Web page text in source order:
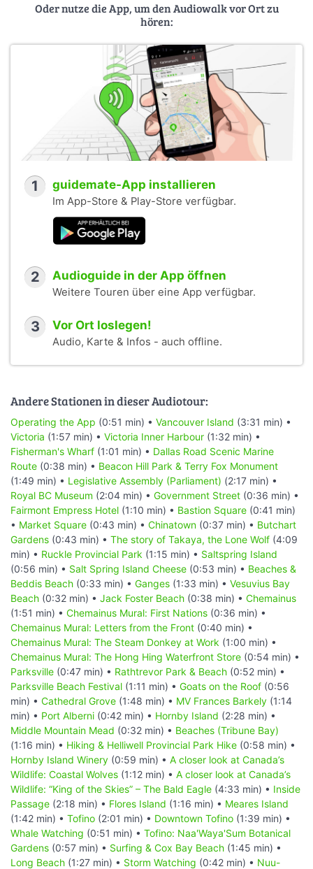
Oder nutze die App, um den Audiowalk vor Ort zu
hören:
1 guidemate-App installieren
Im App-Store & Play-Store verfügbar.
2 Audioguide in der App öffnen
Weitere Touren über eine App verfügbar.
3 Vor Ort loslegen!
Audio, Karte & Infos - auch offline.
Andere Stationen in dieser Audiotour:
Operating the App (0:51 min) • Vancouver Island (3:31 min) •
Victoria (1:57 min) • Victoria Inner Harbour (1:32 min) •
Fisherman's Wharf (1:01 min) • Dallas Road Scenic Marine
Route (0:38 min) • Beacon Hill Park & Terry Fox Monument
(1:49 min) • Legislative Assembly (Parliament) (2:17 min) •
Royal BC Museum (2:04 min) • Government Street (0:36 min) •
Fairmont Empress Hotel (1:10 min) • Bastion Square (0:41 min)
• Market Square (0:43 min) • Chinatown (0:37 min) • Butchart
Gardens (0:43 min) • The story of Takaya, the Lone Wolf (4:09
min) • Ruckle Provincial Park (1:15 min) • Saltspring Island
(0:56 min) • Salt Spring Island Cheese (0:53 min) • Beaches &
Beddis Beach (0:33 min) • Ganges (1:33 min) • Vesuvius Bay
Beach (0:32 min) • Jack Foster Beach (0:38 min) • Chemainus
(1:51 min) • Chemainus Mural: First Nations (0:36 min) •
Chemainus Mural: Letters from the Front (0:40 min) •
Chemainus Mural: The Steam Donkey at Work (1:00 min) •
Chemainus Mural: The Hong Hing Waterfront Store (0:54 min) •
Parksville (0:47 min) • Rathtrevor Park & Beach (0:52 min) •
Parksville Beach Festival (1:11 min) • Goats on the Roof (0:56
min) • Cathedral Grove (1:48 min) • MV Frances Barkely (1:14
min) • Port Alberni (0:42 min) • Hornby Island (2:28 min) •
Middle Mountain Mead (0:32 min) • Beaches (Tribune Bay)
(1:16 min) • Hiking & Helliwell Provincial Park Hike (0:58 min) •
Hornby Island Winery (0:59 min) • A closer look at Canada’s
Wildlife: Coastal Wolves (1:12 min) • A closer look at Canada’s
Wildlife: “King of the Skies” – The Bald Eagle (4:33 min) • Inside
Passage (2:18 min) • Flores Island (1:16 min) • Meares Island
(1:42 min) • Tofino (2:01 min) • Downtown Tofino (1:39 min) •
Whale Watching (0:51 min) • Tofino: Naa'Waya'Sum Botanical
Gardens (0:57 min) • Surfing & Cox Bay Beach (1:45 min) •
Long Beach (1:27 min) • Storm Watching (0:42 min) • Nuu-